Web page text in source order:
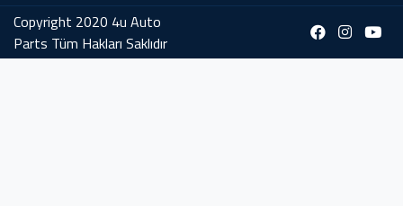
Copyright 2020 4u Auto
Parts Tüm Hakları Saklıdır